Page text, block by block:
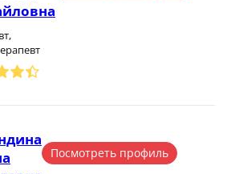
Посмотреть профиль